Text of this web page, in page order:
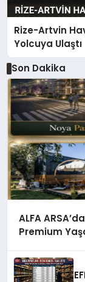
Rize-Artvin
Yolcuya Ulaştı
Son Dakika
ALFA
Premium